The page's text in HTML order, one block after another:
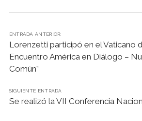
ENTRADA ANTERIOR:
Lorenzetti participó en el Vaticano
Encuentro América en Diálogo –
Común”
SIGUIENTE ENTRADA
Se realizó la VII Conferencia